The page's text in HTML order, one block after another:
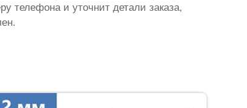
телефона и уточнит детали заказа,